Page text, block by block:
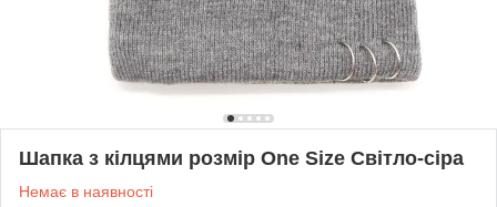
Шапка з кілцями розмір One Size Світло-сіра
Немає в наявності